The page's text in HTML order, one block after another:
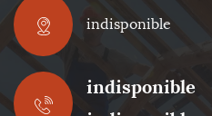
indisponible
indisponible